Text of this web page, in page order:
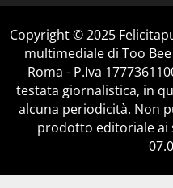
Copyright © 2025
multimediale di Too
Roma - P.Iva
testata giornalistica, in
alcuna periodicità. Non
prodotto editoriale ai